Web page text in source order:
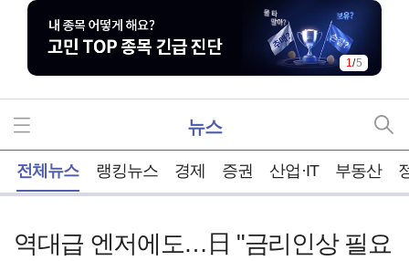
1/5
뉴스
전체뉴스 랭킹뉴스 경제 증권 산업·IT 부동산
역대급 엔저에도…日 "금리인상 필요